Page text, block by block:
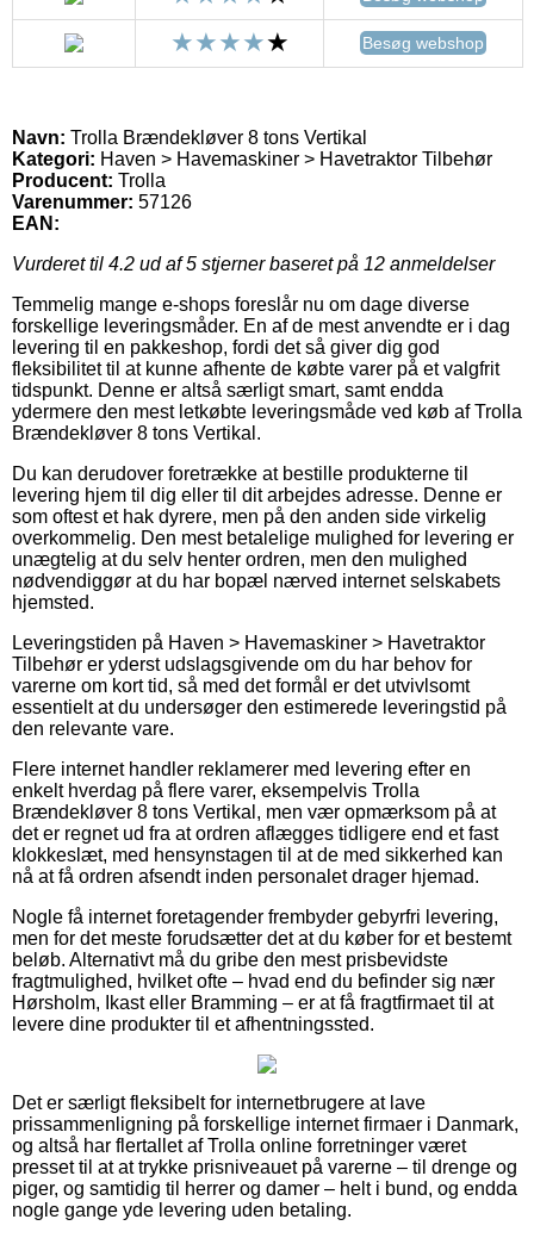
Besøg webshop
Navn: Trolla Brændekløver 8 tons Vertikal
Kategori: Haven > Havemaskiner > Havetraktor Tilbehør
Producent: Trolla
Varenummer: 57126
EAN:
Vurderet til 4.2 ud af 5 stjerner baseret på 12 anmeldelser
Temmelig mange e-shops foreslår nu om dage diverse
forskellige leveringsmåder. En af de mest anvendte er i dag
levering til en pakkeshop, fordi det så giver dig god
fleksibilitet til at kunne afhente de købte varer på et valgfrit
tidspunkt. Denne er altså særligt smart, samt endda
ydermere den mest letkøbte leveringsmåde ved køb af Trolla
Brændekløver 8 tons Vertikal.
Du kan derudover foretrække at bestille produkterne til
levering hjem til dig eller til dit arbejdes adresse. Denne er
som oftest et hak dyrere, men på den anden side virkelig
overkommelig. Den mest betalelige mulighed for levering er
unægtelig at du selv henter ordren, men den mulighed
nødvendiggør at du har bopæl nærved internet selskabets
hjemsted.
Leveringstiden på Haven > Havemaskiner > Havetraktor
Tilbehør er yderst udslagsgivende om du har behov for
varerne om kort tid, så med det formål er det utvivlsomt
essentielt at du undersøger den estimerede leveringstid på
den relevante vare.
Flere internet handler reklamerer med levering efter en
enkelt hverdag på flere varer, eksempelvis Trolla
Brændekløver 8 tons Vertikal, men vær opmærksom på at
det er regnet ud fra at ordren aflægges tidligere end et fast
klokkeslæt, med hensynstagen til at de med sikkerhed kan
nå at få ordren afsendt inden personalet drager hjemad.
Nogle få internet foretagender frembyder gebyrfri levering,
men for det meste forudsætter det at du køber for et bestemt
beløb. Alternativt må du gribe den mest prisbevidste
fragtmulighed, hvilket ofte – hvad end du befinder sig nær
Hørsholm, Ikast eller Bramming – er at få fragtfirmaet til at
levere dine produkter til et afhentningssted.
Det er særligt fleksibelt for internetbrugere at lave
prissammenligning på forskellige internet firmaer i Danmark,
og altså har flertallet af Trolla online forretninger været
presset til at at trykke prisniveauet på varerne – til drenge og
piger, og samtidig til herrer og damer – helt i bund, og endda
nogle gange yde levering uden betaling.